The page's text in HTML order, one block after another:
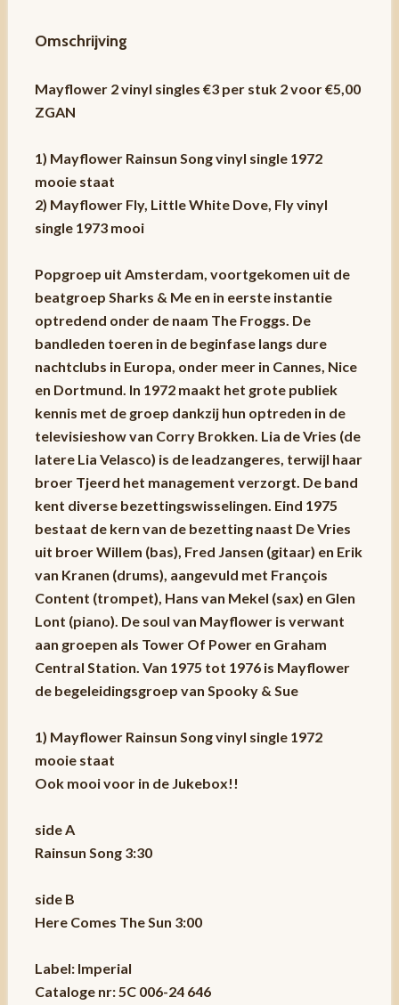
Omschrijving
Mayflower 2 vinyl singles €3 per stuk 2 voor €5,00
ZGAN
1) Mayflower Rainsun Song vinyl single 1972
mooie staat
2) Mayflower Fly, Little White Dove, Fly vinyl
single 1973 mooi
Popgroep uit Amsterdam, voortgekomen uit de
beatgroep Sharks & Me en in eerste instantie
optredend onder de naam The Froggs. De
bandleden toeren in de beginfase langs dure
nachtclubs in Europa, onder meer in Cannes, Nice
en Dortmund. In 1972 maakt het grote publiek
kennis met de groep dankzij hun optreden in de
televisieshow van Corry Brokken. Lia de Vries (de
latere Lia Velasco) is de leadzangeres, terwijl haar
broer Tjeerd het management verzorgt. De band
kent diverse bezettingswisselingen. Eind 1975
bestaat de kern van de bezetting naast De Vries
uit broer Willem (bas), Fred Jansen (gitaar) en Erik
van Kranen (drums), aangevuld met François
Content (trompet), Hans van Mekel (sax) en Glen
Lont (piano). De soul van Mayflower is verwant
aan groepen als Tower Of Power en Graham
Central Station. Van 1975 tot 1976 is Mayflower
de begeleidingsgroep van Spooky & Sue
1) Mayflower Rainsun Song vinyl single 1972
mooie staat
Ook mooi voor in de Jukebox!!
side A
Rainsun Song 3:30
side B
Here Comes The Sun 3:00
Label: Imperial
Cataloge nr: 5C 006-24 646